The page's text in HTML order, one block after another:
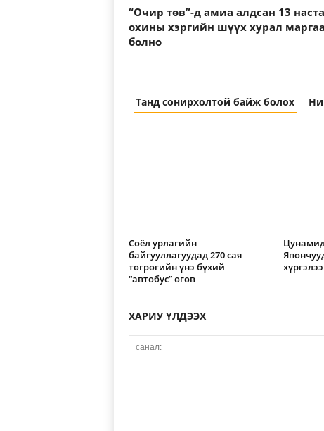
“Очир төв”-д амиа алдсан 13
охины хэргийн шүүх хурал
болно
Танд сонирхолтой байж болох
Соёл урлагийн
байгууллагуудад 270 сая
төгрөгийн үнэ бүхий
“автобус” өгөв
хүргэлээ
ХАРИУ ҮЛДЭЭХ